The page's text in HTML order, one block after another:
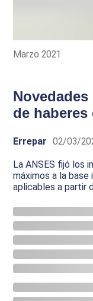
Marzo 2021
de haberes
Errepar 02/03/
La ANSES fijó los
máximos a la base
aplicables a partir